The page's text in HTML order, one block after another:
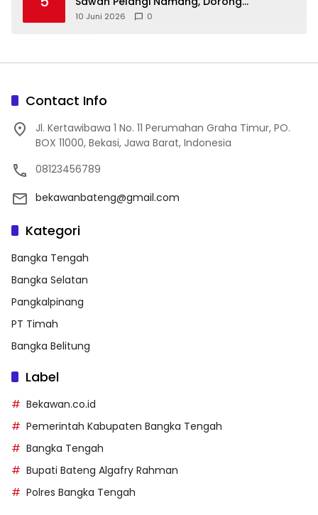
10 Juni 2026 0
Contact Info
Jl. Kertawibawa 1 No. 11 Perumahan Graha Timur, PO.
BOX 11000, Bekasi, Jawa Barat, Indonesia
08123456789
bekawanbateng@gmail.com
Kategori
Bangka Tengah
Bangka Selatan
Pangkalpinang
PT Timah
Bangka Belitung
Label
Bekawan.co.id
Pemerintah Kabupaten Bangka Tengah
Bangka Tengah
Bupati Bateng Algafry Rahman
Polres Bangka Tengah